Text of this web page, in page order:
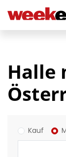
Halle
Kauf